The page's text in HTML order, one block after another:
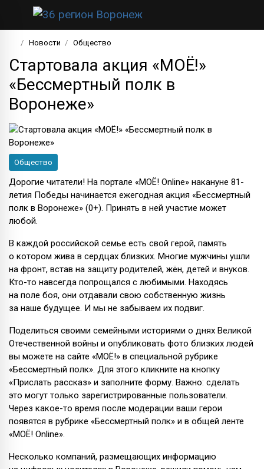
Новости Общество
Стартовала акция «МОЁ!»
«Бессмертный полк в
Воронеже»
Общество
Дорогие читатели! На портале «МОЁ! Online» накануне 81-
летия Победы начинается ежегодная акция «Бессмертный
полк в Воронеже» (0+). Принять в ней участие может
любой.
В каждой российской семье есть свой герой, память
о котором жива в сердцах близких. Многие мужчины ушли
на фронт, встав на защиту родителей, жён, детей и внуков.
Кто-то навсегда попрощался с любимыми. Находясь
на поле боя, они отдавали свою собственную жизнь
за наше будущее. И мы не забываем их подвиг.
Поделиться своими семейными историями о днях Великой
Отечественной войны и опубликовать фото близких людей
вы можете на сайте «МОЁ!» в специальной рубрике
«Бессмертный полк». Для этого кликните на кнопку
«Прислать рассказ» и заполните форму. Важно: сделать
это могут только зарегистрированные пользователи.
Через какое-то время после модерации ваши герои
появятся в рубрике «Бессмертный полк» и в общей ленте
«МОЁ! Online».
Несколько компаний, размещающих информацию